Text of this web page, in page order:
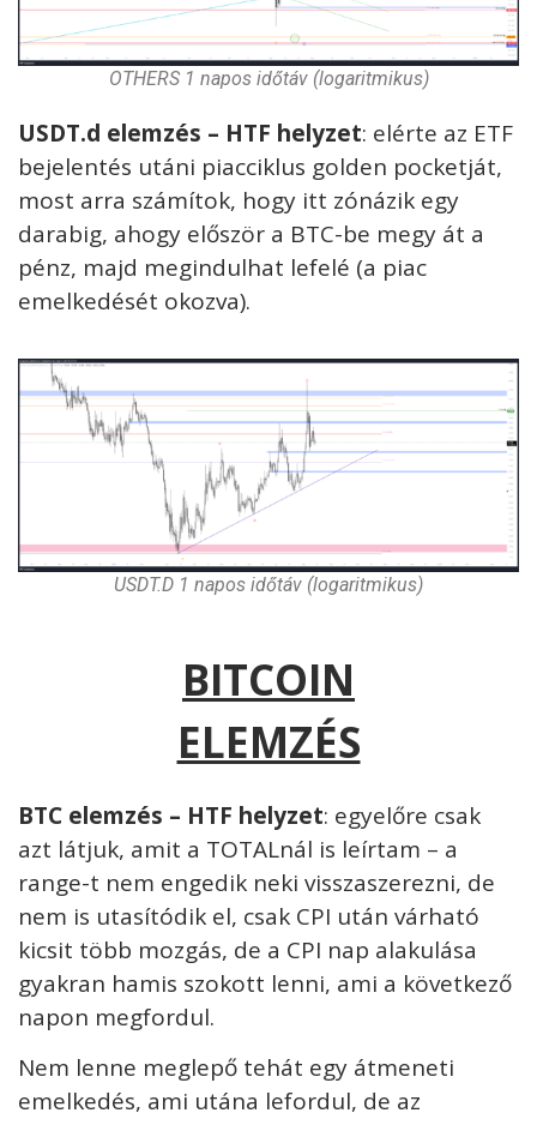
OTHERS 1 napos időtáv (logaritmikus)
USDT.d elemzés – HTF helyzet: elérte az ETF
bejelentés utáni piacciklus golden pocketját,
most arra számítok, hogy itt zónázik egy
darabig, ahogy először a BTC-be megy át a
pénz, majd megindulhat lefelé (a piac
emelkedését okozva).
USDT.D 1 napos időtáv (logaritmikus)
BITCOIN
ELEMZÉS
BTC elemzés – HTF helyzet: egyelőre csak
azt látjuk, amit a TOTALnál is leírtam – a
range-t nem engedik neki visszaszerezni, de
nem is utasítódik el, csak CPI után várható
kicsit több mozgás, de a CPI nap alakulása
gyakran hamis szokott lenni, ami a következő
napon megfordul.
Nem lenne meglepő tehát egy átmeneti
emelkedés, ami utána lefordul, de az